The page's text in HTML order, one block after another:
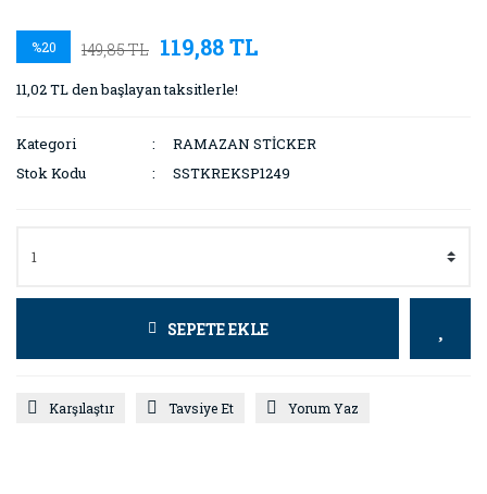
%20 149,85 TL 119,88 TL
11,02 TL den başlayan taksitlerle!
Kategori
RAMAZAN STİCKER
Stok Kodu
SSTKREKSP1249
SEPETE EKLE
Karşılaştır Tavsiye Et Yorum Yaz